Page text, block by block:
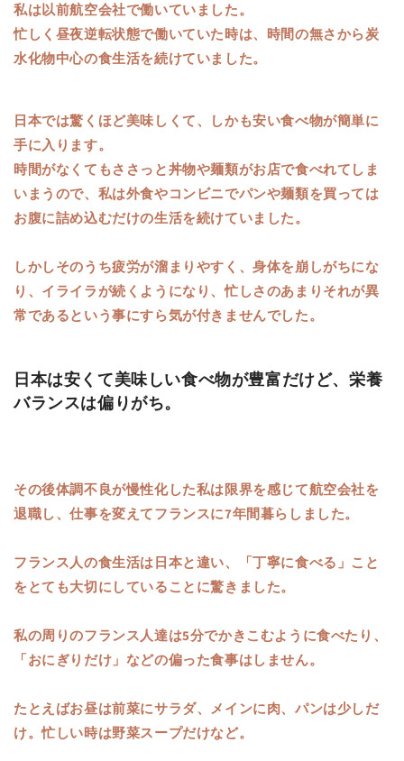
私は以前航空会社で働いていました。
忙しく昼夜逆転状態で働いていた時は、時間の無さから炭
水化物中心の食生活を続けていました。
日本では驚くほど美味しくて、しかも安い食べ物が簡単に
手に入ります。
時間がなくてもささっと丼物や麺類がお店で食べれてしま
いまうので、私は外食やコンビニでパンや麺類を買っては
お腹に詰め込むだけの生活を続けていました。
しかしそのうち疲労が溜まりやすく、身体を崩しがちにな
り、イライラが続くようになり、忙しさのあまりそれが異
常であるという事にすら気が付きませんでした。
日本は安くて美味しい食べ物が豊富だけど、栄養
バランスは偏りがち。
その後体調不良が慢性化した私は限界を感じて航空会社を
退職し、仕事を変えてフランスに7年間暮らしました。
フランス人の食生活は日本と違い、「丁寧に食べる」こと
をとても大切にしていることに驚きました。
私の周りのフランス人達は5分でかきこむように食べたり、
「おにぎりだけ」などの偏った食事はしません。
たとえばお昼は前菜にサラダ、メインに肉、パンは少しだ
け。忙しい時は野菜スープだけなど。